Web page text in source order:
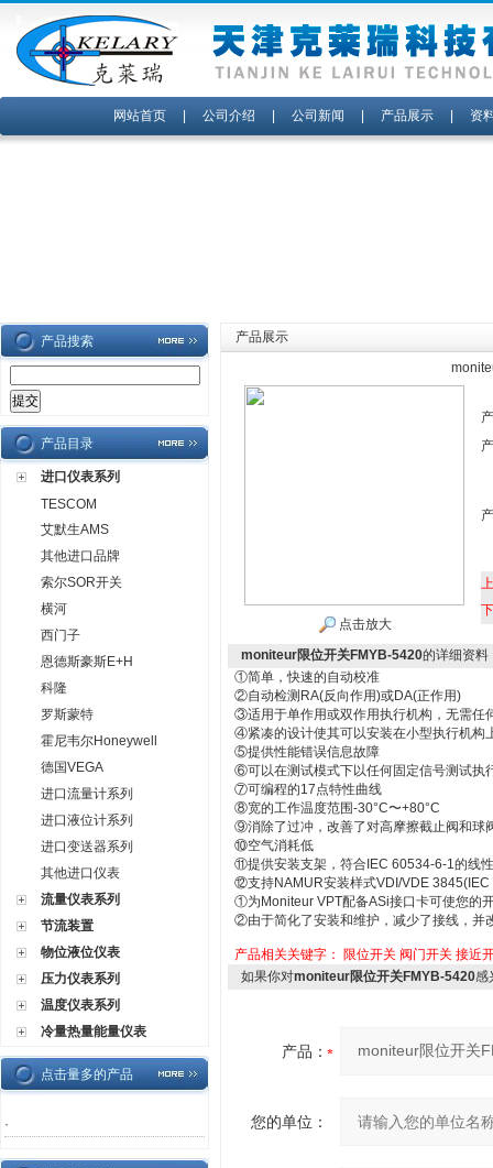
网站首页| 公司介绍 公司新闻 产品展示| 资
产品搜索
产品目录
进口仪表系列
TESCOM
艾默生AMS
其他进口品牌
索尔SOR开关
横河
西门子
恩德斯豪斯E+H
科隆
罗斯蒙特
霍尼韦尔Honeywell
德国VEGA
进口流量计系列
进口液位计系列
进口变送器系列
其他进口仪表
流量仪表系列
节流装置
物位液位仪表
压力仪表系列
温度仪表系列
冷量热量能量仪表
点击量多的产品
·
产品展示
点击放大
moniteur限位开关FMYB-5420的详细资料
①简单，快速的自动校准
②自动检测RA(反向作用)或DA(正作用)
③适用于单作用或双作用执行机构，无需任
④紧凑的设计使其可以安装在小型执行机构
⑤提供性能错误信息故障
⑥可以在测试模式下以任何固定信号测试执
⑦可编程的17点特性曲线
⑧宽的工作温度范围-30°C〜+80°C
⑨消除了过冲，改善了对高摩擦截止阀和球
⑩空气消耗低
⑪提供安装支架，符合IEC 60534-6-1的线
⑫支持NAMUR安装样式VDI/VDE
①为Moniteur VPT配备ASi接口卡可使您的
②由于简化了安装和维护，减少了接线，并
产品相关关键字： 限位开关 阀门开关 接近
如果你对moniteur限位开关FMYB-5420感
产品：
您的单位：